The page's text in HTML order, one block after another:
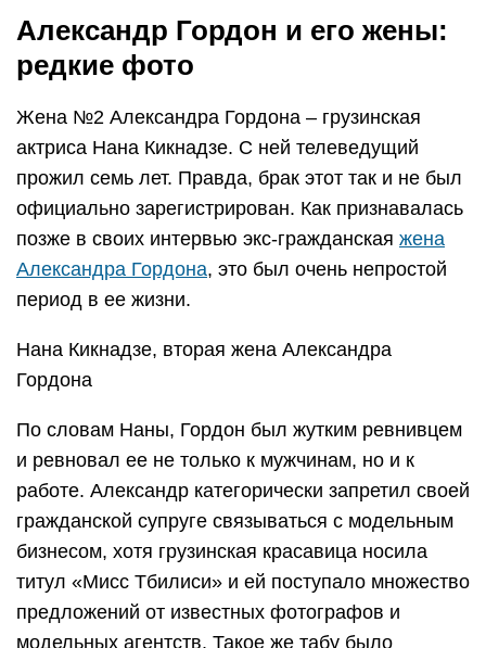
Александр Гордон и его жены:
редкие фото
Жена №2 Александра Гордона – грузинская
актриса Нана Кикнадзе. С ней телеведущий
прожил семь лет. Правда, брак этот так и не был
официально зарегистрирован. Как признавалась
позже в своих интервью экс-гражданская жена
Александра Гордона, это был очень непростой
период в ее жизни.
Нана Кикнадзе, вторая жена Александра
Гордона
По словам Наны, Гордон был жутким ревнивцем
и ревновал ее не только к мужчинам, но и к
работе. Александр категорически запретил своей
гражданской супруге связываться с модельным
бизнесом, хотя грузинская красавица носила
титул «Мисс Тбилиси» и ей поступало множество
предложений от известных фотографов и
модельных агентств. Такое же табу было